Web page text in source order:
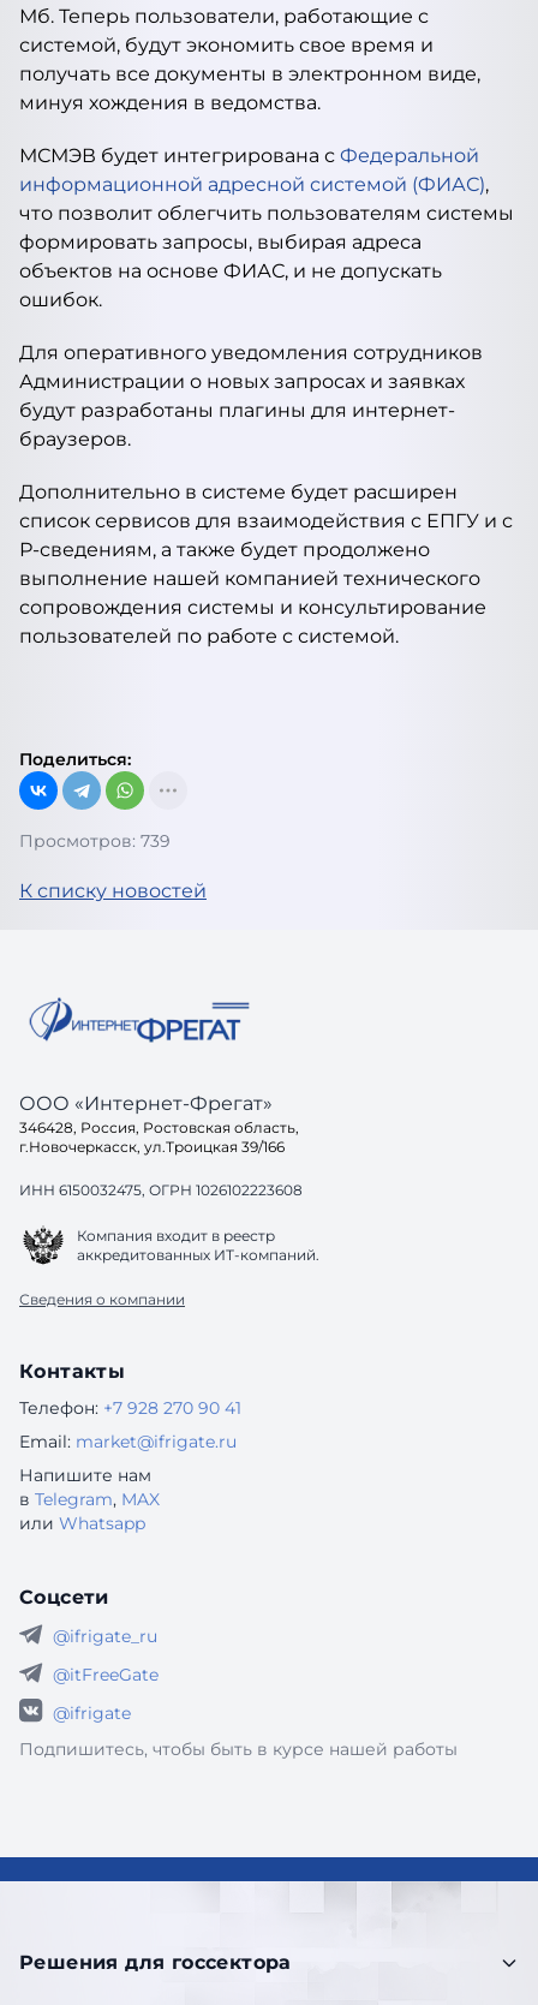
Мб. Теперь пользователи, работающие с
системой, будут экономить свое время и
получать все документы в электронном виде,
минуя хождения в ведомства.
МСМЭВ будет интегрирована с Федеральной
информационной адресной системой (ФИАС),
что позволит облегчить пользователям системы
формировать запросы, выбирая адреса
объектов на основе ФИАС, и не допускать
ошибок.
Для оперативного уведомления сотрудников
Администрации о новых запросах и заявках
будут разработаны плагины для интернет-
браузеров.
Дополнительно в системе будет расширен
список сервисов для взаимодействия с ЕПГУ и с
Р-сведениям, а также будет продолжено
выполнение нашей компанией технического
сопровождения системы и консультирование
пользователей по работе с системой.
Поделиться:
Просмотров: 739
К списку новостей
ООО «Интернет-Фрегат»
346428, Россия, Ростовская область,
г.Новочеркасск, ул.Троицкая 39/166
ИНН 6150032475, ОГРН 1026102223608
Компания входит в реестр
аккредитованных ИТ-компаний.
Сведения о компании
Контакты
Телефон: +7 928 270 90 41
Email: market@ifrigate.ru
Напишите нам
в Telegram, MAX
или Whatsapp
Соцсети
@ifrigate_ru
@itFreeGate
@ifrigate
Подпишитесь, чтобы быть в курсе нашей работы
Решения для госсектора